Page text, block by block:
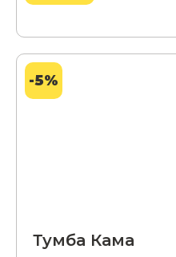
-5%
Тумба Кама